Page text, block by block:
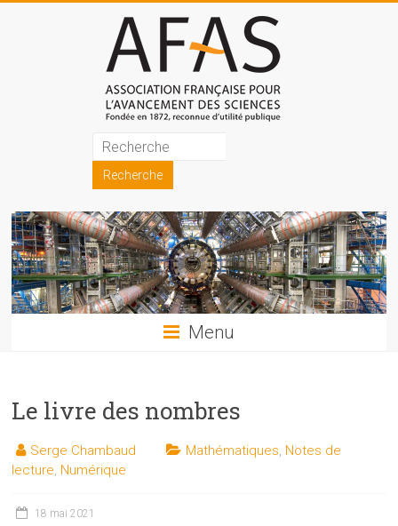
Association
française
pour
l'avancement
des
sciences
les
et
les
auprès
Menu
Le livre des nombres
Serge Chambaud Mathématiques Notes de
lecture Numérique
18 mai 2021